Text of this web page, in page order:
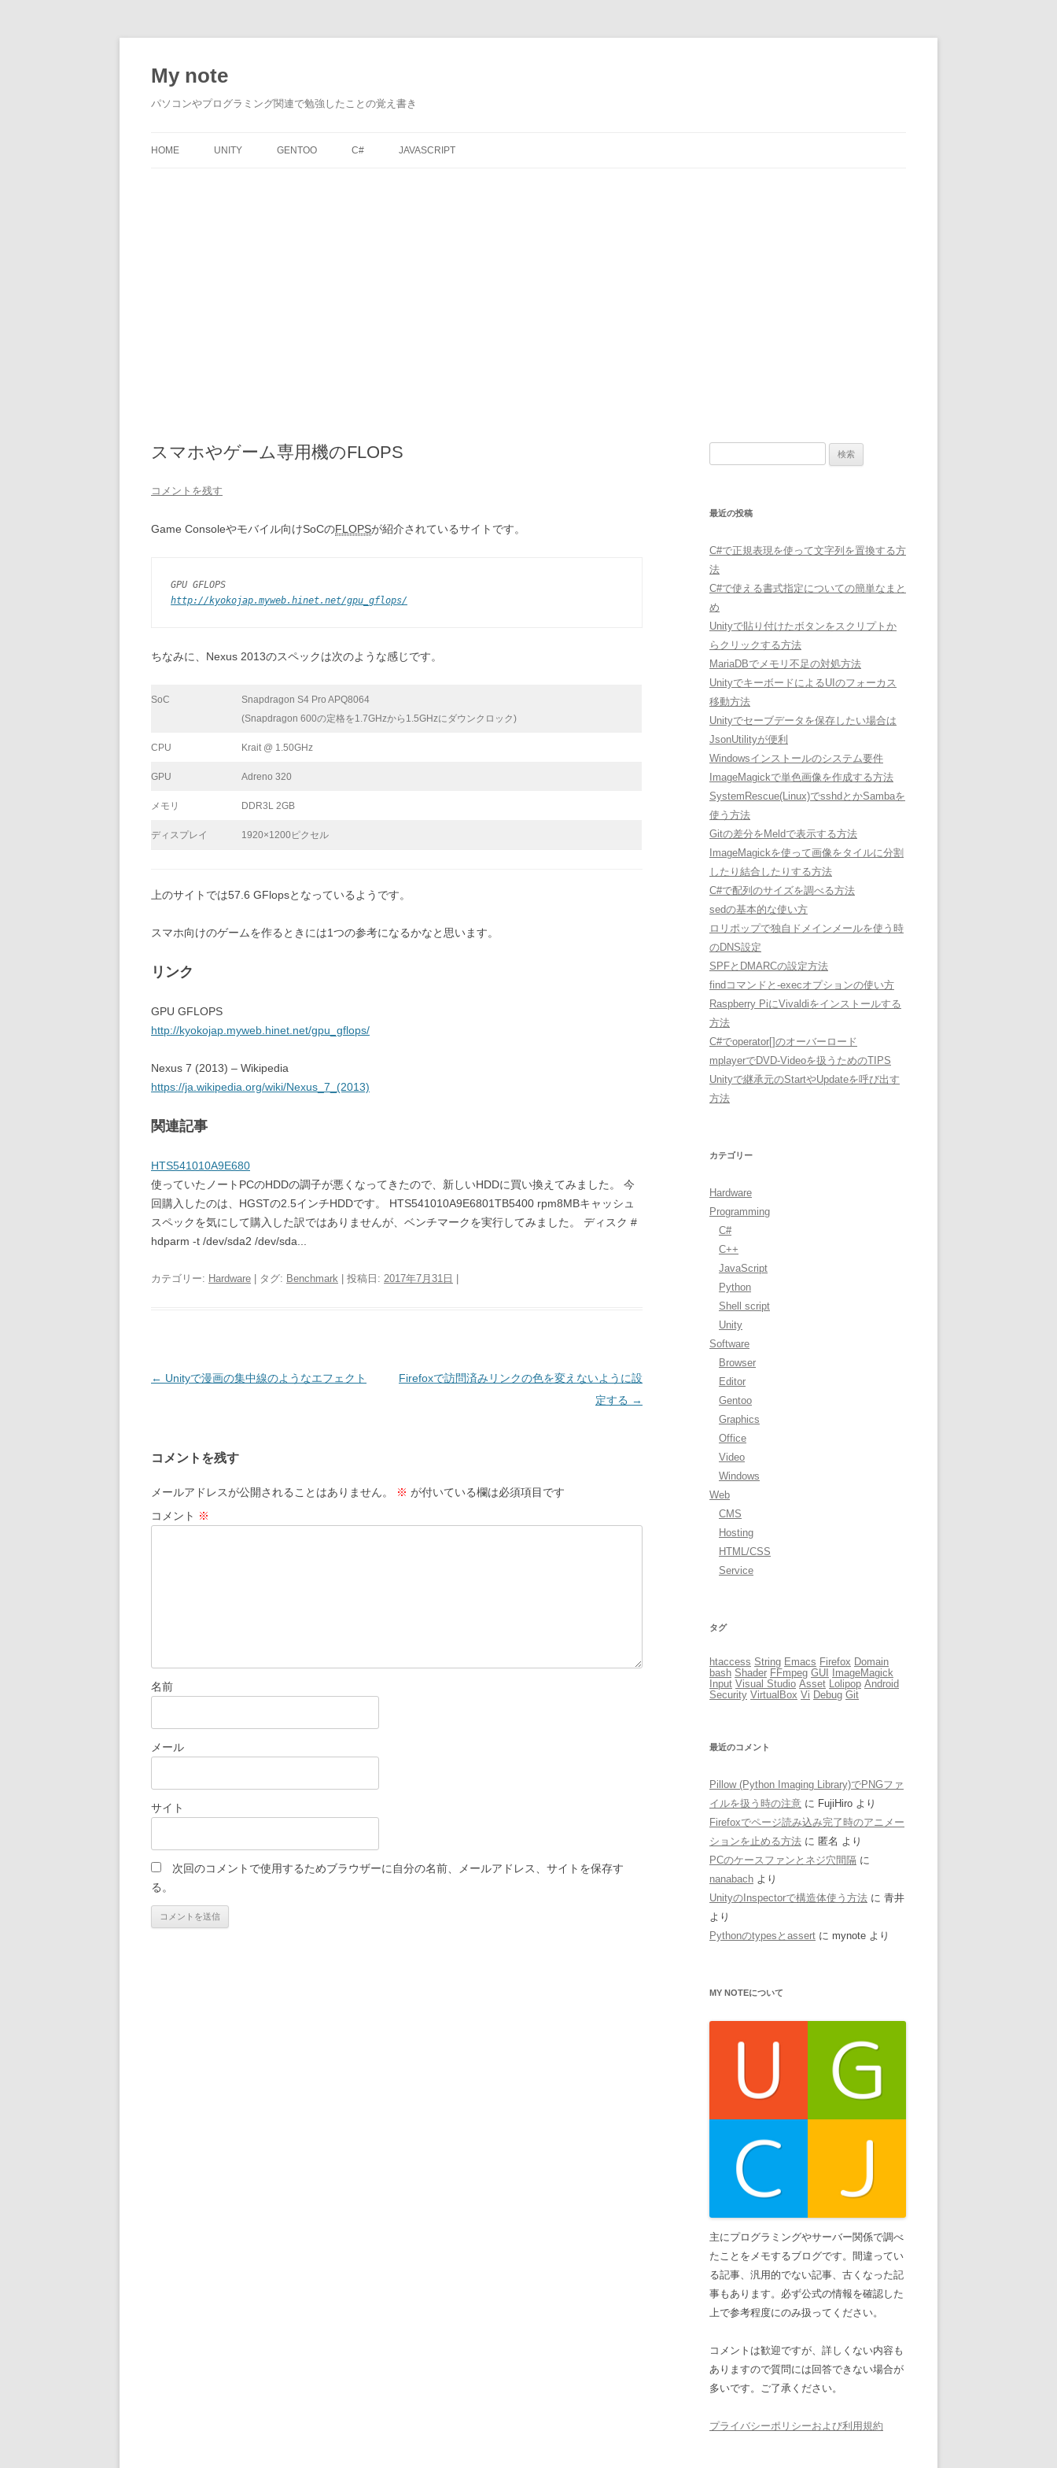
My note
パソコンやプログラミング関連で勉強したことの覚え書き
HOME UNITY GENTOO C# JAVASCRIPT
スマホやゲーム専用機のFLOPS
コメントを残す
Game Consoleやモバイル向けSoCのFLOPSが紹介されているサイトです。
GPU GFLOPS
http://kyokojap.myweb.hinet.net/gpu_gflops/
ちなみに、Nexus 2013のスペックは次のような感じです。
SoC
Snapdragon S4 Pro APQ8064
(Snapdragon 600の定格を1.7GHzから1.5GHzにダウンクロック)
CPU Krait @ 1.50GHz
GPU Adreno 320
メモリ DDR3L 2GB
ディスプレイ 1920×1200ピクセル
上のサイトでは57.6 GFlopsとなっているようです。
スマホ向けのゲームを作るときには1つの参考になるかなと思います。
リンク
GPU GFLOPS
http://kyokojap.myweb.hinet.net/gpu_gflops/
Nexus 7 (2013) – Wikipedia
https://ja.wikipedia.org/wiki/Nexus_7_(2013)
関連記事
HTS541010A9E680
使っていたノートPCのHDDの調子が悪くなってきたので、新しいHDDに買い換えてみました。 今
回購入したのは、HGSTの2.5インチHDDです。 HTS541010A9E6801TB5400 rpm8MBキャッシュ
スペックを気にして購入した訳ではありませんが、ベンチマークを実行してみました。 ディスク #
hdparm -t /dev/sda2 /dev/sda...
カテゴリー: Hardware | タグ: Benchmark | 投稿日: 2017年7月31日
投
ゲ
ー
シ
← Unityで漫画の集中線のようなエフェクト
Firefoxで訪問済みリンクの色を変えないように設
定する →
コメントを残す
メールアドレスが公開されることはありません。 ※ が付いている欄は必須項目です
コメント ※
名前
メール
サイト
次回のコメントで使用するためブラウザーに自分の名前、メールアドレス、サイトを保存す
る。
最近の投稿
C#で正規表現を使って文字列を置換する方
法
C#で使える書式指定についての簡単なまと
め
Unityで貼り付けたボタンをスクリプトか
らクリックする方法
MariaDBでメモリ不足の対処方法
UnityでキーボードによるUIのフォーカス
移動方法
Unityでセーブデータを保存したい場合は
JsonUtilityが便利
Windowsインストールのシステム要件
ImageMagickで単色画像を作成する方法
SystemRescue(Linux)でsshdとかSambaを
使う方法
Gitの差分をMeldで表示する方法
ImageMagickを使って画像をタイルに分割
したり結合したりする方法
C#で配列のサイズを調べる方法
sedの基本的な使い方
ロリポップで独自ドメインメールを使う時
のDNS設定
SPFとDMARCの設定方法
findコマンドと-execオプションの使い方
Raspberry PiにVivaldiをインストールする
方法
C#でoperator[]のオーバーロード
mplayerでDVD-Videoを扱うためのTIPS
Unityで継承元のStartやUpdateを呼び出す
方法
カテゴリー
Hardware
Programming
C#
C++
JavaScript
Python
Shell script
Unity
Software
Browser
Editor
Gentoo
Graphics
Office
Video
Windows
Web
CMS
Hosting
HTML/CSS
Service
タグ
htaccess String Emacs Firefox Domain
bash Shader FFmpeg GUI
ImageMagick
Input Visual Studio Asset Lolipop Android
Security VirtualBox Vi Debug Git
最近のコメント
Pillow (Python Imaging Library)でPNGファ
イルを扱う時の注意 に FujiHiro より
Firefoxでページ読み込み完了時のアニメー
ションを止める方法 に 匿名 より
PCのケースファンとネジ穴間隔 に
nanabach より
UnityのInspectorで構造体使う方法 に 青井
より
Pythonのtypesとassert に mynote より
MY NOTEについて
主にプログラミングやサーバー関係で調べ
たことをメモするブログです。間違ってい
る記事、汎用的でない記事、古くなった記
事もあります。必ず公式の情報を確認した
上で参考程度にのみ扱ってください。
コメントは歓迎ですが、詳しくない内容も
ありますので質問には回答できない場合が
多いです。ご了承ください。
プライバシーポリシーおよび利用規約